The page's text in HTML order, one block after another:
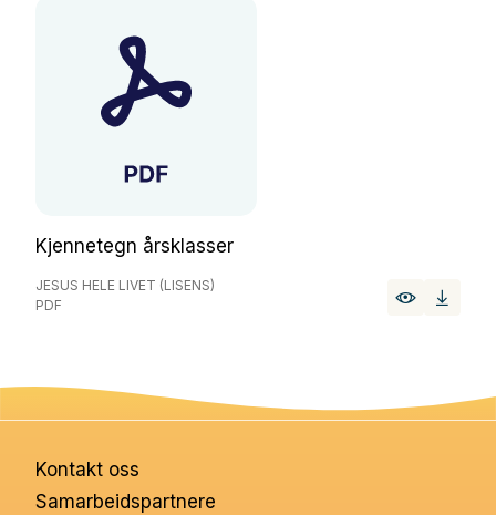
Kjennetegn årsklasser
JESUS HELE LIVET (LISENS)
PDF
Kontakt oss
Samarbeidspartnere